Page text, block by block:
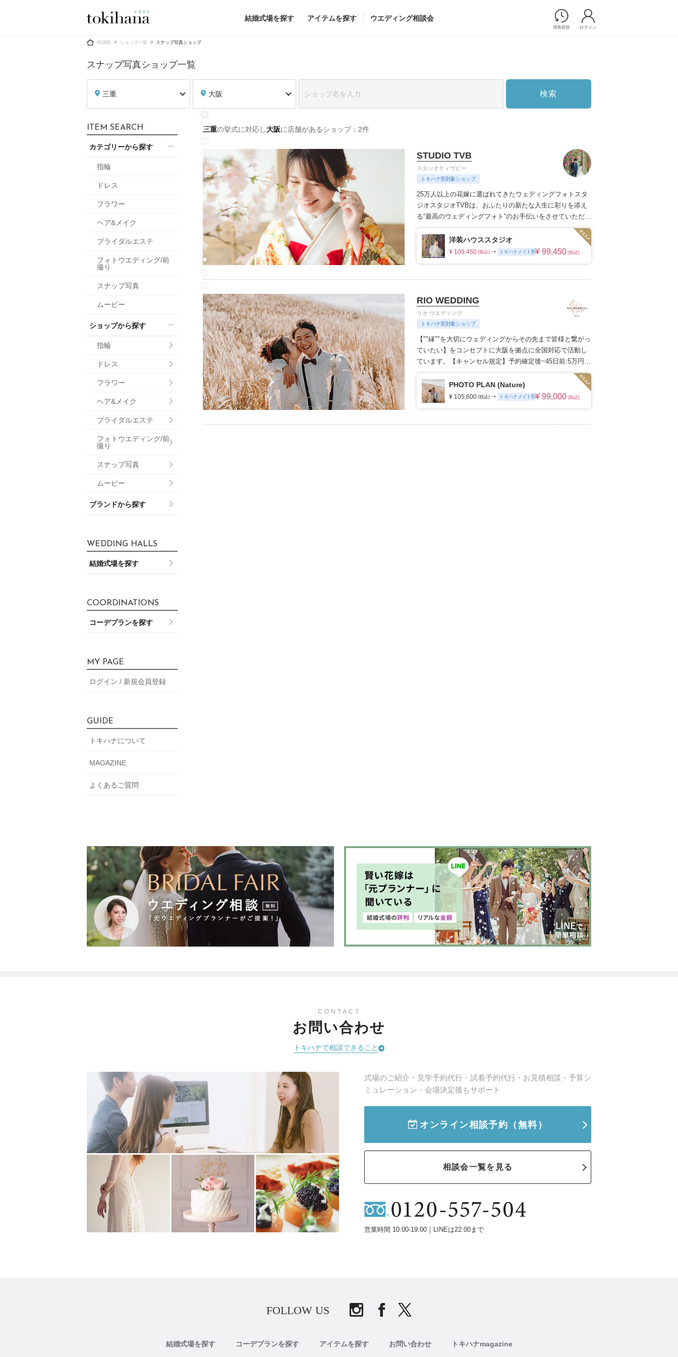
結婚式場を探す アイテムを探す
Ring
すべてのアイテム
指輪ショップ一覧
Dress
ウエディングドレス （メーカー直
カラードレス （メーカー直送）
和装
（メーカー直送）
小物
すべてのアイテム
ドレスショップ一覧
会場装花
すべてのアイテム
フラワーショップ一覧
ヘア&メイクショップ一覧
ブライダルエステショップ一覧
家族フォト/ペット撮影
記録映像
すべてのアイテム
ウエディング相談会
HOME ショップ一覧 スナップ写真ショップ
スナップ写真ショップ一覧
三重 大阪 検索
三重の挙式に対応し大阪に店舗があるショップ：2件
STUDIO TVB
スタジオティヴビー
トキハナ割対象ショップ
25万人以上の花嫁に選ばれてきたウェディングフォトスタ
ジオスタジオTVBは、おふたりの新たな人生に彩りを添え
る“最高のウェディングフォト”のお手伝いをさせていただき
洋装ハウススタジオ
¥ 109,450 (税込) トキハナメイト割¥ 99,450 (税込)
RIO WEDDING
リオ ウエディング
トキハナ割対象ショップ
【""縁""を大切にウェディングからその先まで皆様と繋がっ
ていたい】をコンセプトに大阪を拠点に全国対応で活動し
ています。
【キャンセル規定】 予約確定後~45日前:5万円
14日前
~4日前:プラン料金の80%3日前~当日:プラン料金の100%
PHOTO PLAN (Nature)
¥ 105,600 (税込) トキハナメイト割¥ 99,000 (税込)
ITEM SEARCH
カテゴリーから探す
指輪
ドレス
フラワー
ヘア&メイク
ブライダルエステ
フォトウエディング/前
撮り
スナップ写真
ムービー
ショップから探す
指輪
ドレス
フラワー
ヘア&メイク
ブライダルエステ
フォトウエディング/前
撮り
スナップ写真
ムービー
ブランドから探す
WEDDING HALLS
結婚式場を探す
COORDINATIONS
コーデプランを探す
MY PAGE
ログイン / 新規会員登録
GUIDE
トキハナについて
MAGAZINE
よくあるご質問
CONTACT
お問い合わせ
トキハナで相談できること
式場のご紹介・見学予約代行・試着予約代行・お見積相談・予算シ
ミュレーション・会場決定後もサポート
オンライン相談予約 （無料）
相談会一覧を見る
営業時間 10:00-19:00｜LINEは22:00まで
FOLLOW US
結婚式場を探す コーデプランを探す アイテムを探す お問い合わせ トキハナmagazine